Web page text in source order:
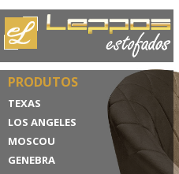
PRODUTOS
TEXAS
LOS ANGELES
MOSCOU
GENEBRA